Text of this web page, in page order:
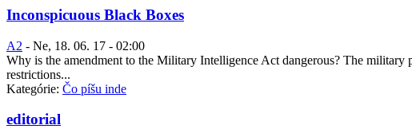
Inconspicuous Black Boxes
A2 - Ne, 18. 06. 17 - 02:00
Why is the amendment to the Military Intelligence Act dangerous? The
restrictions...
Kategórie: Čo píšu inde
editorial